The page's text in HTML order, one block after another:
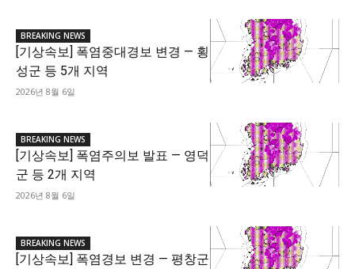
BREAKING NEWS
[기상속보] 폭염중대경보 변경 — 횡
성군 등 5개 지역
2026년 8월 6일
BREAKING NEWS
[기상속보] 폭염주의보 발표 — 영덕
군 등 2개 지역
2026년 8월 6일
BREAKING NEWS
[기상속보] 폭염경보 변경 — 평창군